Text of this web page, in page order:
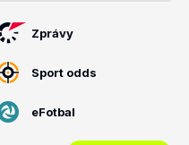
Zprávy
Sport odds
eFotbal